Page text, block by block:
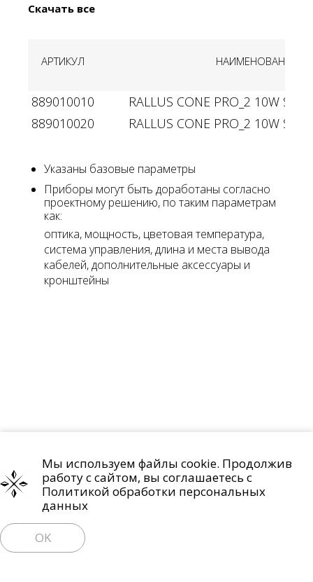
Скачать все
АРТИКУЛ НАИМЕНОВАНИЕ
889010010
RALLUS CONE PRO_2 10W
889010020
RALLUS CONE PRO_2 10W
Указаны базовые параметры
Приборы могут быть доработаны согласно
проектному решению, по таким параметрам
как:
оптика, мощность, цветовая температура,
система управления, длина и места вывода
кабелей, дополнительные аксессуары и
кронштейны
Проекты О компании Контакты
Политика обработки персональных данных
Мы используем файлы cookie. Продолжив
работу с сайтом, вы соглашаетесь с
Политикой обработки персональных
данных
OK